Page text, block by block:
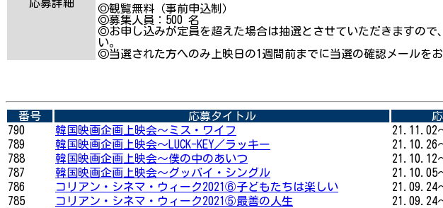
応募詳細
◎観覧無料（事前申込制）
◎募集人員：500 名
◎お申し込みが定員を超えた場合は抽選とさせていただきますので
い。
◎当選された方へのみ上映日の1週間前までに当選の確認メールをお
番号 応募タイトル
790
韓国映画企画上映会〜ミス・ワイフ
21.11.02
789
韓国映画企画上映会〜LUCK-KEY／ラッキー
21.10.26
788
韓国映画企画上映会〜僕の中のあいつ
21.10.12
787
韓国映画企画上映会〜グッバイ・シングル
21.10.05
786
コリアン・シネマ・ウィーク2021⑥子どもたちは楽しい
21.09.24
785
コリアン・シネマ・ウィーク2021⑤最善の人生
21.09.24